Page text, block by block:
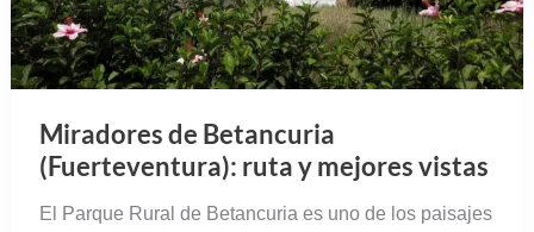
Miradores de Betancuria
(Fuerteventura): ruta y mejores vistas
El Parque Rural de Betancuria es uno de los paisajes